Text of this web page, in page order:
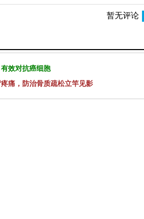
暂无评论
效对抗癌细胞
痛，防治骨质疏松立竿见影